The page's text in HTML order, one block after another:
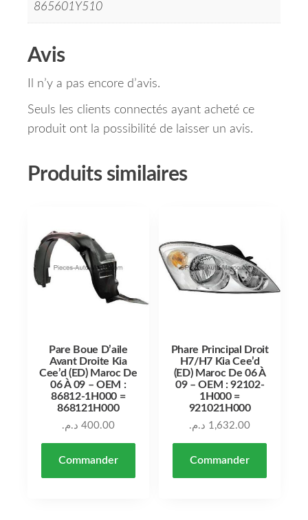
865601Y510
Avis
Il n’y a pas encore d’avis.
Seuls les clients connectés ayant acheté ce
produit ont la possibilité de laisser un avis.
Produits similaires
Pare Boue D’aile
Avant Droite Kia
Cee’d (ED) Maroc De
06 À 09 – OEM :
86812-1H000 =
868121H000
400.00 د.م.
Commander
Phare Principal Droit
H7/H7 Kia Cee’d
(ED) Maroc De 06 À
09 – OEM : 92102-
1H000 =
921021H000
1,632.00 د.م.
Commander